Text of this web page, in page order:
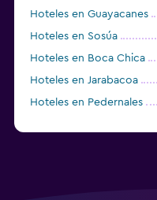
Hoteles en Guayacanes
Hoteles en Sosúa
Hoteles en Boca Chica
Hoteles en Jarabacoa
Hoteles en Pedernales